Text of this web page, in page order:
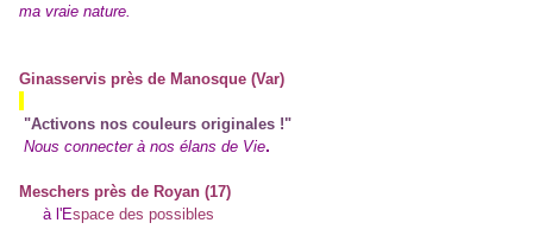
ma vraie nature.
Ginasservis près de Manosque (Var)
"Activons nos couleurs originales !"
Nous connecter à nos élans de Vie.
Meschers près de Royan (17)
à l'Espace des possibles